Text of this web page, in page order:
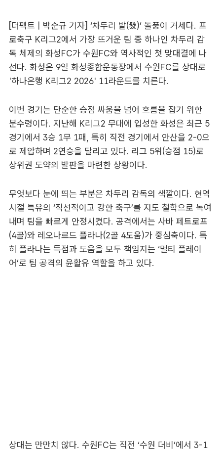
[더팩트 | 박순규 기자] ‘차두리 발(發)’ 돌풍이 거세다. 프
로축구 K리그2에서 가장 뜨거운 팀 중 하나인 차두리 감
독 체제의 화성FC가 수원FC와 역사적인 첫 맞대결에 나
선다. 화성은 9일 화성종합운동장에서 수원FC를 상대로
'하나은행 K리그2 2026' 11라운드를 치른다.
이번 경기는 단순한 승점 싸움을 넘어 흐름을 잡기 위한
분수령이다. 지난해 K리그2 무대에 입성한 화성은 최근 5
경기에서 3승 1무 1패, 특히 직전 경기에서 안산을 2-0으
로 제압하며 2연승을 달리고 있다. 리그 5위(승점 15)로
상위권 도약의 발판을 마련한 상황이다.
무엇보다 눈에 띄는 부분은 차두리 감독의 색깔이다. 현역
시절 특유의 ‘직선적이고 강한 축구’를 지도 철학으로 녹여
내며 팀을 빠르게 안정시켰다. 공격에서는 사바 페트로프
(4골)와 레오나르드 플라나(2골 4도움)가 중심축이다. 특
히 플라나는 득점과 도움을 모두 책임지는 ‘멀티 플레이
어’로 팀 공격의 윤활유 역할을 하고 있다.
상대는 만만치 않다. 수원FC는 직전 ‘수원 더비’에서 3-1